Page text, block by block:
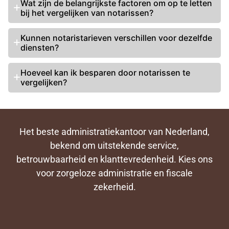
Wat zijn de belangrijkste factoren om op te letten
bij het vergelijken van notarissen?
Kunnen notaristarieven verschillen voor dezelfde
diensten?
Hoeveel kan ik besparen door notarissen te
vergelijken?
Het beste administratiekantoor van Nederland,
bekend om uitstekende service,
betrouwbaarheid en klanttevredenheid. Kies ons
voor zorgeloze administratie en fiscale
zekerheid.